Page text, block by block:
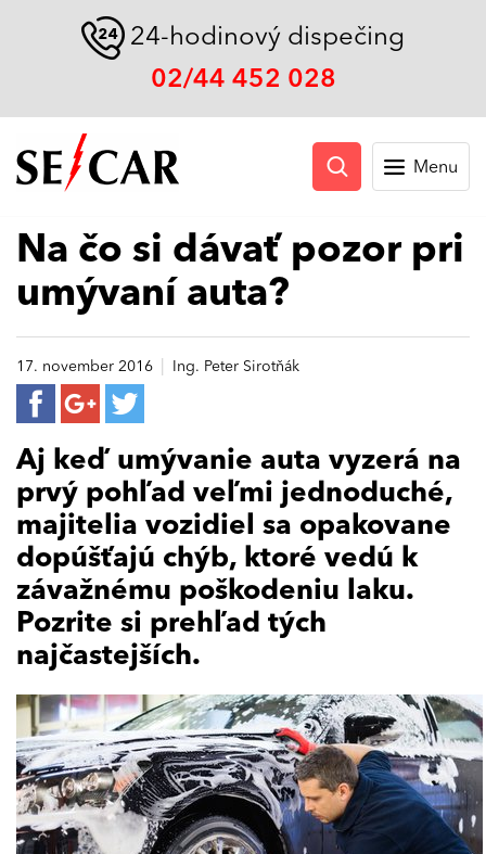
24-hodinový dispečing
02/44 452 028
Menu
Na čo si dávať pozor pri
umývaní auta?
17. november 2016 Ing. Peter Sirotňák
Aj keď umývanie auta vyzerá na
prvý pohľad veľmi jednoduché,
majitelia vozidiel sa opakovane
dopúšťajú chýb, ktoré vedú k
závažnému poškodeniu laku.
Pozrite si prehľad tých
najčastejších.